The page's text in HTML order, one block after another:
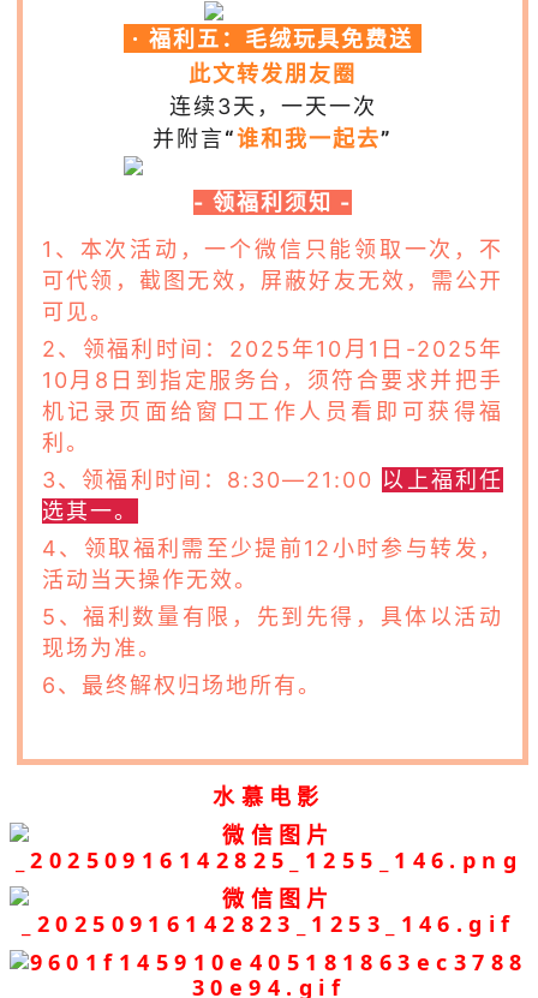
· 福利五：毛绒玩具免费送
此文转发朋友圈
连续3天，一天一次
并附言“谁和我一起去”
- 领福利须知 -
1、本次活动，一个微信只能领取一次，不
可代领，截图无效，屏蔽好友无效，需公开
可见。
2、领福利时间：2025年10月1日-2025年
10月8日到指定服务台，须符合要求并把手
机记录页面给窗口工作人员看即可获得福
利。
3、领福利时间：8:30—21:00 以上福利任
选其一。
4、领取福利需至少提前12小时参与转发，
活动当天操作无效。
5、福利数量有限，先到先得，具体以活动
现场为准。
6、最终解权归场地所有。
水慕电影